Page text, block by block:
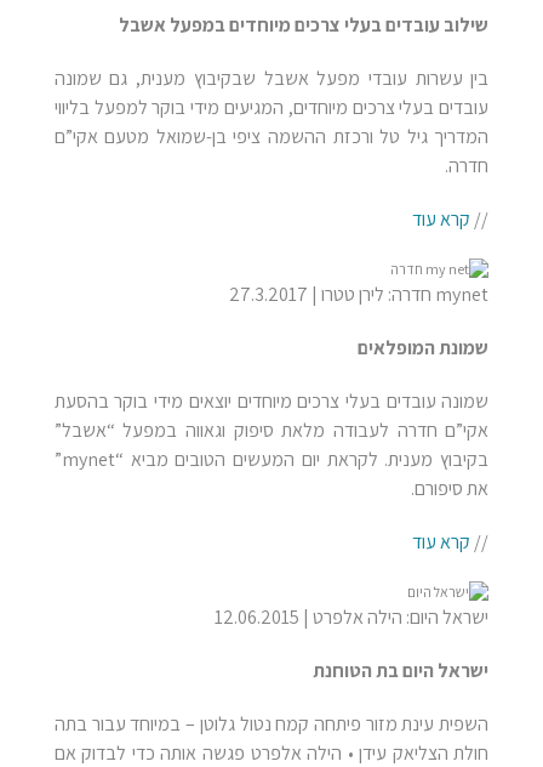
שילוב עובדים בעלי צרכים מיוחדים במפעל אשבל
בין עשרות עובדי מפעל אשבל שבקיבוץ מענית, גם שמונה
עובדים בעלי צרכים מיוחדים, המגיעים מידי בוקר למפעל בליווי
המדריך גיל טל ורכזת ההשמה ציפי בן-שמואל מטעם אקי”ם
חדרה.
// קרא עוד
mynet חדרה: לירן טטרו | 27.3.2017
שמונת המופלאים
שמונה עובדים בעלי צרכים מיוחדים יוצאים מידי בוקר בהסעת
אקי”ם חדרה לעבודה מלאת סיפוק וגאווה במפעל “אשבל”
בקיבוץ מענית. לקראת יום המעשים הטובים מביא “mynet”
את סיפורם.
// קרא עוד
ישראל היום: הילה אלפרט | 12.06.2015
ישראל היום בת הטוחנת
השפית עינת מזור פיתחה קמח נטול גלוטן – במיוחד עבור בתה
חולת הצליאק עידן • הילה אלפרט פגשה אותה כדי לבדוק אם